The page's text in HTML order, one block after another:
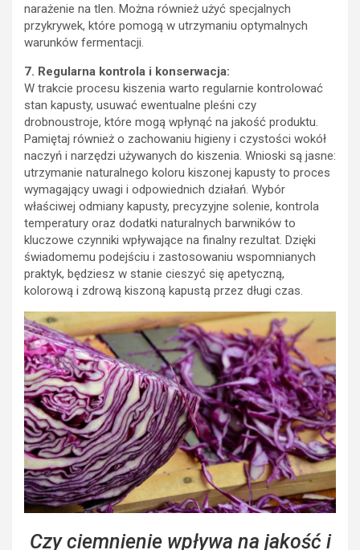
narażenie na tlen. Można również użyć specjalnych
przykrywek, które pomogą w utrzymaniu optymalnych
warunków fermentacji.
7. Regularna kontrola i konserwacja:
W trakcie procesu kiszenia warto regularnie kontrolować
stan kapusty, usuwać ewentualne pleśni czy
drobnoustroje, które mogą wpłynąć na jakość produktu.
Pamiętaj również o zachowaniu higieny i czystości wokół
naczyń i narzędzi używanych do kiszenia. Wnioski są jasne:
utrzymanie naturalnego koloru kiszonej kapusty to proces
wymagający uwagi i odpowiednich działań. Wybór
właściwej odmiany kapusty, precyzyjne solenie, kontrola
temperatury oraz dodatki naturalnych barwników to
kluczowe czynniki wpływające na finalny rezultat. Dzięki
świadomemu podejściu i zastosowaniu wspomnianych
praktyk, będziesz w stanie cieszyć się apetyczną,
kolorową i zdrową kiszoną kapustą przez długi czas.
Czy ciemnienie wpływa na jakość i